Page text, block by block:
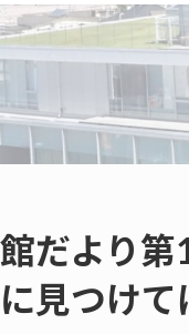
だより
見つけて